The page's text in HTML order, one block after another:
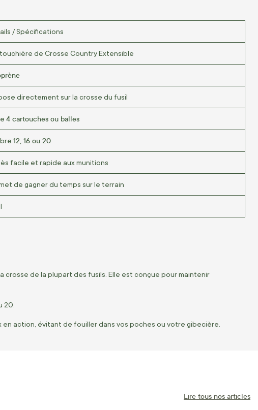
/ Spécifications
de Crosse Country Extensible
directement sur la crosse du fusil
4 cartouches ou balles
12, 16 ou 20
facile et rapide aux munitions
de gagner du temps sur le terrain
de la plupart des fusils. Elle est conçue pour maintenir
20.
action, évitant de fouiller dans vos poches ou votre gibecière.
Lire tous nos articles